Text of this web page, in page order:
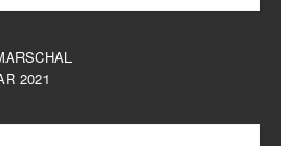
2021